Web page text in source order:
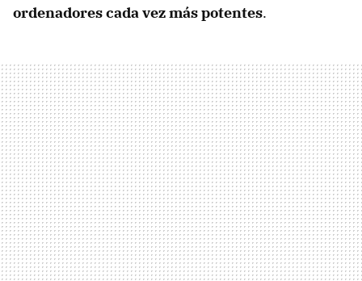
ordenadores cada vez más potentes.